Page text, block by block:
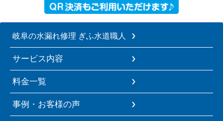
岐阜の水漏れ修理 ぎふ水道職人
サービス内容
料金一覧
事例・お客様の声